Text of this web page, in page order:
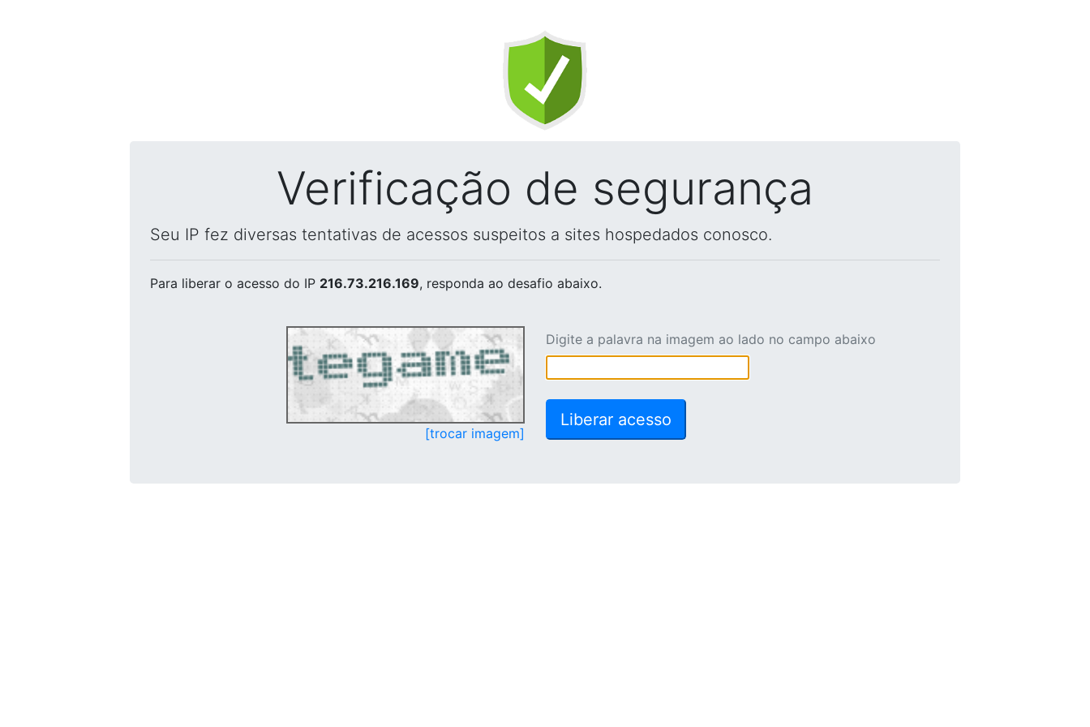
Verificação de segurança
Seu IP fez diversas tentativas de acessos suspeitos a sites hospedados conosco.
Para liberar o acesso do IP 216.73.216.169, responda ao desafio abaixo.
[trocar imagem]
Digite a palavra na imagem ao lado no campo abaixo